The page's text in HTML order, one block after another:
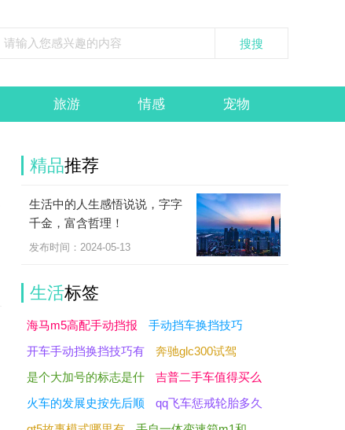
旅游 情感 宠物
精品推荐
生活中的人生感悟说说，字字
千金，富含哲理！
发布时间：2024-05-13
生活标签
海马m5高配手动挡报
手动挡车换挡技巧
开车手动挡换挡技巧有
奔驰glc300试驾
是个大加号的标志是什
吉普二手车值得买么
火车的发展史按先后顺
qq飞车惩戒轮胎多久